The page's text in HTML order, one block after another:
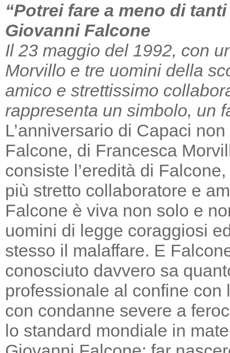
“Potrei fare a meno di
Giovanni Falcone
Il 23 maggio del 1992, con
Morvillo e tre uomini della
amico e strettissimo
rappresenta un simbolo, un
L’anniversario di Capaci
Falcone, di Francesca
consiste l’eredità di
più stretto collaboratore e
Falcone è viva non solo e
uomini di legge coraggiosi
stesso il malaffare. E
conosciuto davvero sa
professionale al confine
con condanne severe a
lo standard mondiale in